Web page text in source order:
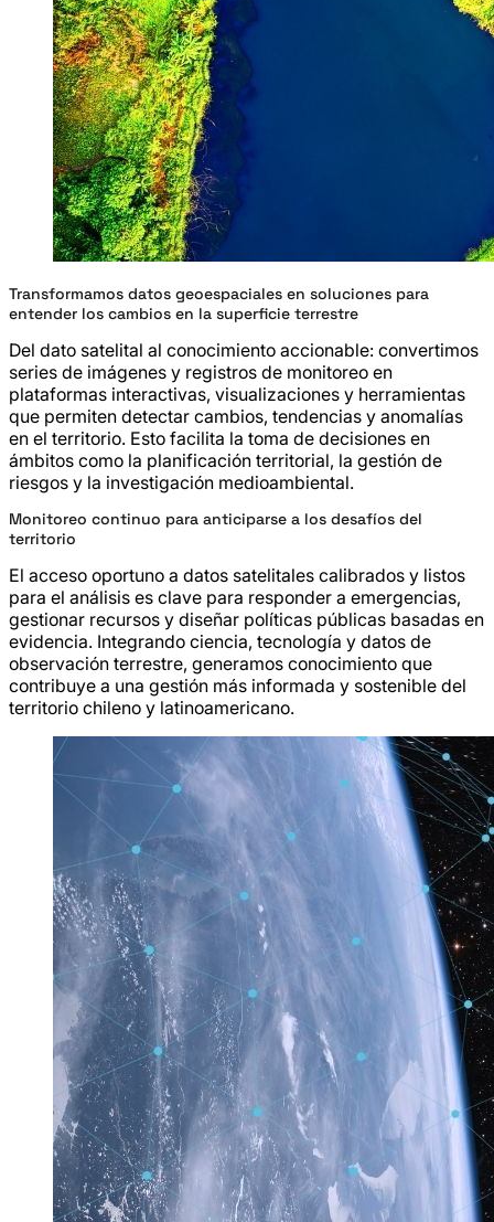
Transformamos datos geoespaciales en soluciones para
entender los cambios en la superficie terrestre
Del dato satelital al conocimiento accionable: convertimos
series de imágenes y registros de monitoreo en
plataformas interactivas, visualizaciones y herramientas
que permiten detectar cambios, tendencias y anomalías
en el territorio. Esto facilita la toma de decisiones en
ámbitos como la planificación territorial, la gestión de
riesgos y la investigación medioambiental.
Monitoreo continuo para anticiparse a los desafíos del
territorio
El acceso oportuno a datos satelitales calibrados y listos
para el análisis es clave para responder a emergencias,
gestionar recursos y diseñar políticas públicas basadas en
evidencia. Integrando ciencia, tecnología y datos de
observación terrestre, generamos conocimiento que
contribuye a una gestión más informada y sostenible del
territorio chileno y latinoamericano.